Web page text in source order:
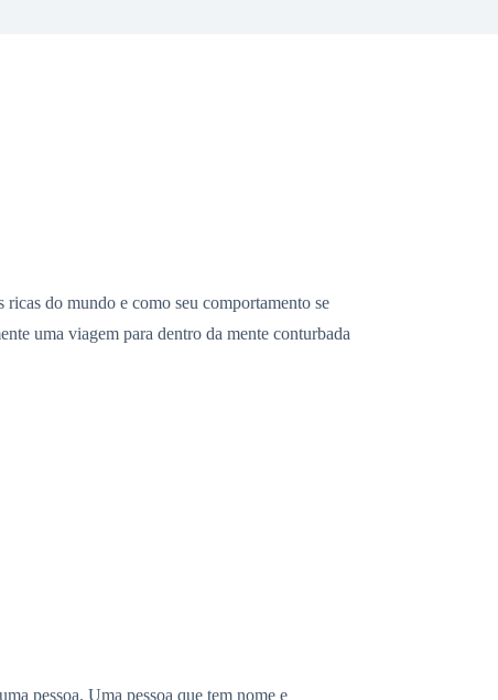
do mundo e como seu comportamento se
uma viagem para dentro da mente conturbada
pessoa. Uma pessoa que tem nome e